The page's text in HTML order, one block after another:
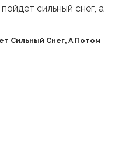
Сильный Снег, А Потом